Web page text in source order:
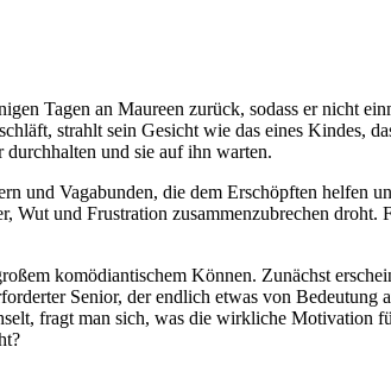
Tagen an Maureen zurück, sodass er nicht
strahlt sein Gesicht wie das eines Kindes,
durchhalten und sie auf ihn warten.
Vagabunden, die dem Erschöpften helfen
Wut und Frustration zusammenzubrechen
komödiantischem Können. Zunächst
Senior, der endlich etwas von Bedeutung
fragt man sich, was die wirkliche Motivation